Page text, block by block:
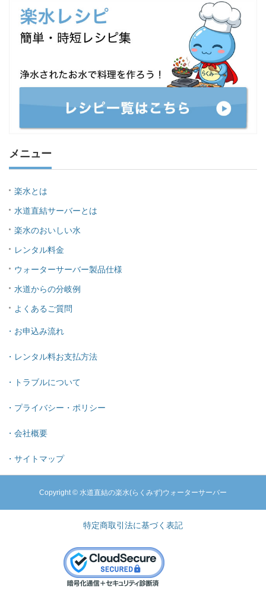
メニュー
楽水とは
水道直結サーバーとは
楽水のおいしい水
レンタル料金
ウォーターサーバー製品仕様
水道からの分岐例
よくあるご質問
・お申込み流れ
・レンタル料お支払方法
・トラブルについて
・プライバシー・ポリシー
・会社概要
・サイトマップ
Copyright © 水道直結の楽水(らくみず)ウォーターサーバー
特定商取引法に基づく表記